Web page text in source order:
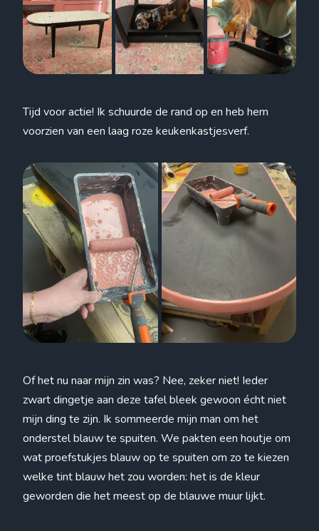
Tijd voor actie! Ik schuurde de rand op en heb hem
voorzien van een laag roze keukenkastjesverf.
Of het nu naar mijn zin was? Nee, zeker niet! Ieder
zwart dingetje aan deze tafel bleek gewoon écht niet
mijn ding te zijn. Ik sommeerde mijn man om het
onderstel blauw te spuiten. We pakten een houtje om
wat proefstukjes blauw op te spuiten om zo te kiezen
welke tint blauw het zou worden: het is de kleur
geworden die het meest op de blauwe muur lijkt.